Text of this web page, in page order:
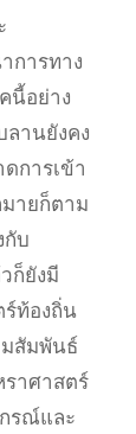
การทาง
นี้อย่าง
านยังคง
การเข้า
ายก็ตาม
บ
ก็ยังมี
ท้องถิ่น
สัมพันธ์
าศาสตร์
รณ์และ